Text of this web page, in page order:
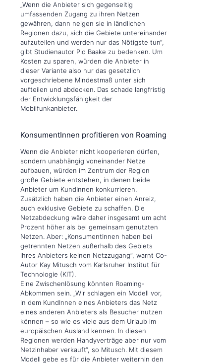
„Wenn die Anbieter sich gegenseitig
umfassenden Zugang zu ihren Netzen
gewähren, dann neigen sie in ländlichen
Regionen dazu, sich die Gebiete untereinander
aufzuteilen und werden nur das Nötigste tun“,
gibt Studienautor Pio Baake zu bedenken. Um
Kosten zu sparen, würden die Anbieter in
dieser Variante also nur das gesetzlich
vorgeschriebene Mindestmaß unter sich
aufteilen und abdecken. Das schade langfristig
der Entwicklungsfähigkeit der
Mobilfunkanbieter.
KonsumentInnen profitieren von Roaming
Wenn die Anbieter nicht kooperieren dürfen,
sondern unabhängig voneinander Netze
aufbauen, würden im Zentrum der Region
große Gebiete entstehen, in denen beide
Anbieter um KundInnen konkurrieren.
Zusätzlich haben die Anbieter einen Anreiz,
auch exklusive Gebiete zu schaffen. Die
Netzabdeckung wäre daher insgesamt um acht
Prozent höher als bei gemeinsam genutzten
Netzen. Aber: „KonsumentInnen haben bei
getrennten Netzen außerhalb des Gebiets
ihres Anbieters keinen Netzzugang“, warnt Co-
Autor Kay Mitusch vom Karlsruher Institut für
Technologie (KIT).
Eine Zwischenlösung könnten Roaming-
Abkommen sein. „Wir schlagen ein Modell vor,
in dem KundInnen eines Anbieters das Netz
eines anderen Anbieters als Besucher nutzen
können – so wie es viele aus dem Urlaub im
europäischen Ausland kennen. In diesen
Regionen werden Handyverträge aber nur vom
Netzinhaber verkauft“, so Mitusch. Mit diesem
Modell gebe es für die Anbieter weiterhin den